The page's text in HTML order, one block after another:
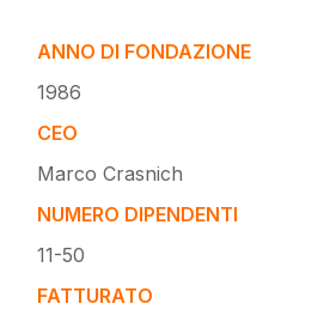
ANNO DI FONDAZIONE
1986
CEO
Marco Crasnich
NUMERO DIPENDENTI
11-50
FATTURATO